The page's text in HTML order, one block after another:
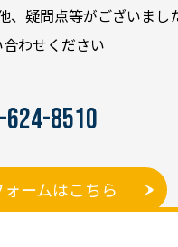
、疑問点等がございまし
わせください
8510
ームはこちら